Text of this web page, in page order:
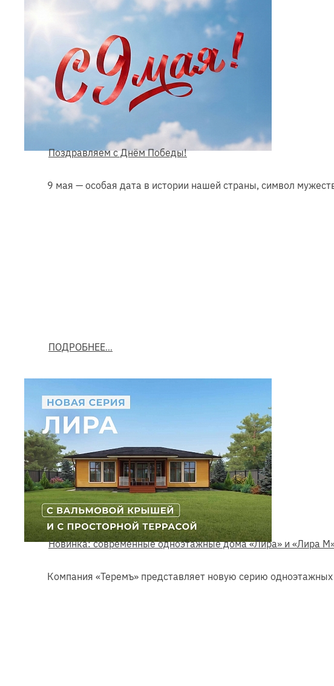
Поздравляем с Днём Победы!
9 мая — особая дата в истории нашей страны, символ
ПОДРОБНЕЕ
Новинка: современные одноэтажные дома «Лира» и «Лира
Компания «Теремъ» представляет новую серию